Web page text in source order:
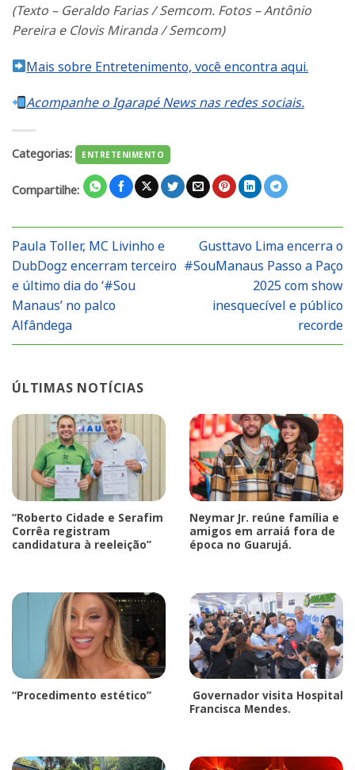
(Texto – Geraldo Farias / Semcom. Fotos – Antônio
Pereira e Clovis Miranda / Semcom)
Mais sobre Entretenimento, você encontra aqui.
Acompanhe o Igarapé News nas redes sociais.
Categorias: ENTRETENIMENTO
Compartilhe:
Paula Toller, MC Livinho e
DubDogz encerram terceiro
e último dia do ‘#Sou
Manaus’ no palco
Alfândega
Gusttavo Lima encerra o
#SouManaus Passo a Paço
2025 com show
inesquecível e público
recorde
ÚLTIMAS NOTÍCIAS
“Roberto Cidade e Serafim
Corrêa registram
candidatura à reeleição”
Neymar Jr. reúne família e
amigos em arraiá fora de
época no Guarujá.
“Procedimento estético”
Governador visita Hospital
Francisca Mendes.